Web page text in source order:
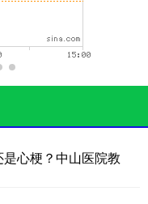
心梗？中山医院教